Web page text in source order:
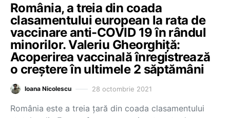
România, a treia din coada
clasamentului european la rata de
vaccinare anti-COVID 19 în rândul
minorilor. Valeriu Gheorghiță:
Acoperirea vaccinală înregistrează
o creștere în ultimele 2 săptămâni
Ioana Nicolescu 28 octombrie 2021
România este a treia țară din coada clasamentului